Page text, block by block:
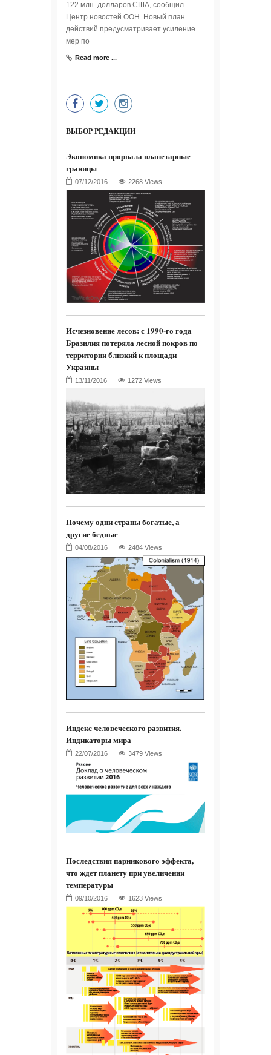
122 млн. долларов США, сообщил
Центр новостей ООН. Новый план
действий предусматривает усиление
мер по
Read more ...
ВЫБОР РЕДАКЦИИ
Экономика прорвала планетарные
границы
2268 Views
Исчезновение лесов: с 1990-го года
Бразилия потеряла лесной покров по
территории близкий к площади
Украины
1272 Views
Почему одни страны богатые, а
другие бедные
2484 Views
Индекс человеческого развития.
Индикаторы мира
3479 Views
Последствия парникового эффекта,
что ждет планету при увеличении
температуры
1623 Views